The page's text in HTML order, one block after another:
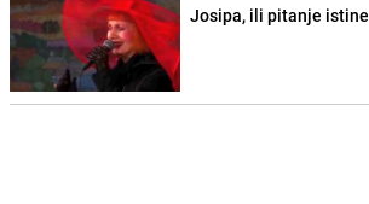
Josipa, ili pitanje istine